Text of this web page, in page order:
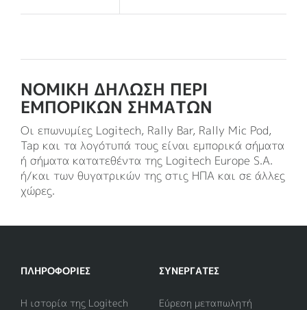
ΝΟΜΙΚΗ ΔΗΛΩΣΗ ΠΕΡΙ
ΕΜΠΟΡΙΚΩΝ ΣΗΜΑΤΩΝ
Οι επωνυμίες Logitech, Rally Bar, Rally Mic Pod,
Tap και τα λογότυπά τους είναι εμπορικά σήματα
ή σήματα κατατεθέντα της Logitech Europe S.A.
ή/και των θυγατρικών της στις ΗΠΑ και σε άλλες
χώρες.
ΠΛΗΡΟΦΟΡΊΕΣ
Η ιστορία της Logitech
ΣΥΝΕΡΓΆΤΕΣ
Εύρεση μεταπωλητή